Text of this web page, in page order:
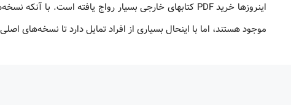
موجود هستند، اما با اینحال بسیاری از افراد تمایل دارد تا نسخه‌های